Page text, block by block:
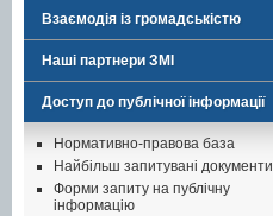
Взаємодія із громадськістю
Наші партнери ЗМІ
Доступ до публічної інформації
Нормативно-правова база
Найбільш запитувані документи
Форми запиту на публічну
інформацію